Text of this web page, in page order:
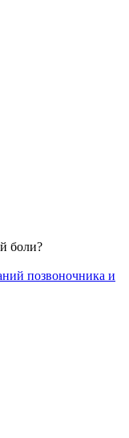
боли?
позвоночника и